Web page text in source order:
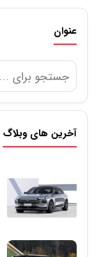
عنوان
آخرین های وبلاگ